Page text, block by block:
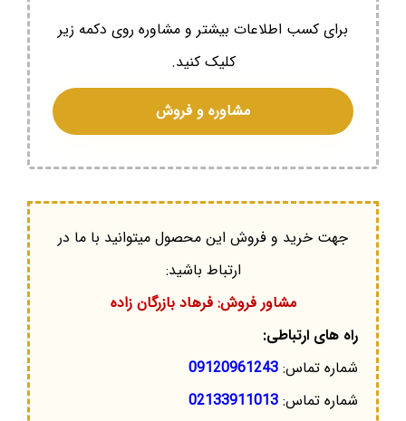
برای کسب اطلاعات بیشتر و مشاوره روی دکمه زیر
کلیک کنید.
مشاوره و فروش
جهت خرید و فروش این محصول میتوانید با ما در
ارتباط باشید:
مشاور فروش: فرهاد بازرگان زاده
راه های ارتباطی:
شماره تماس: 09120961243
شماره تماس: 02133911013